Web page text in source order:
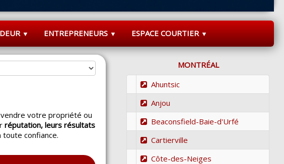
▼ ENTREPRENEURS ▼ ESPACE COURTIER ▼
votre propriété ou
réputation, leurs résultats
toute confiance.
MONTRÉAL
Ahuntsic
Anjou
Beaconsfield-Baie-d'Urfé
Cartierville
Côte-des-Neiges